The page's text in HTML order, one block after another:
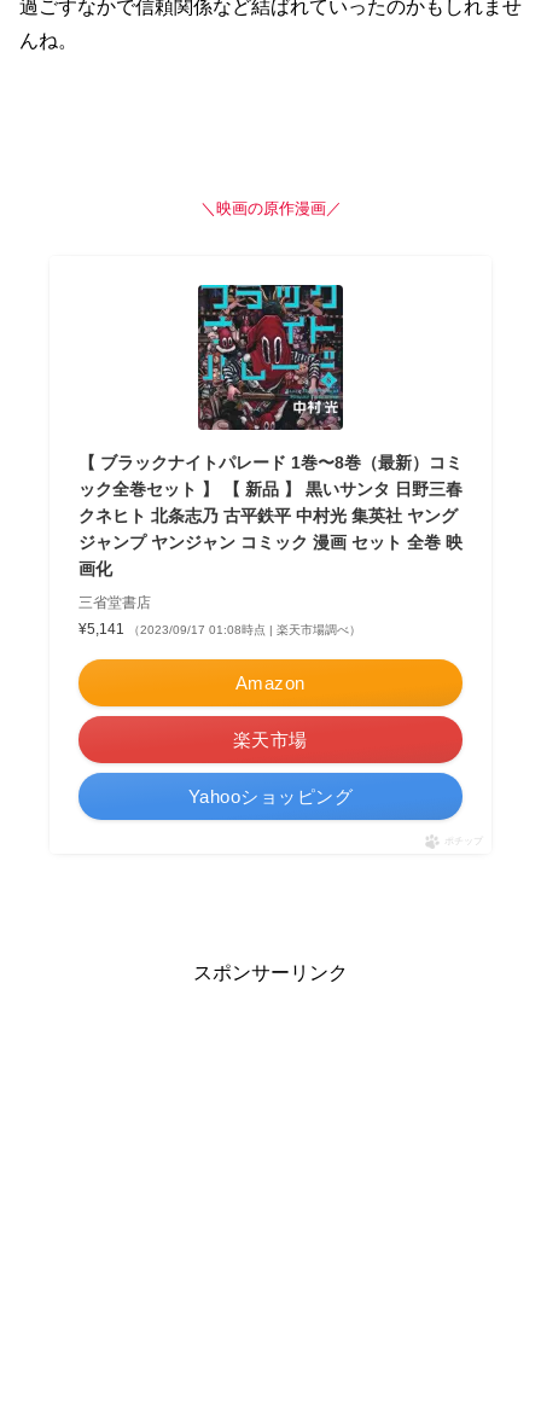
過ごすなかで信頼関係など結ばれていったのかもしれませ
んね。
＼映画の原作漫画／
【 ブラックナイトパレード 1巻〜8巻（最新）コミ
ック全巻セット 】 【 新品 】 黒いサンタ 日野三春
クネヒト 北条志乃 古平鉄平 中村光 集英社 ヤング
ジャンプ ヤンジャン コミック 漫画 セット 全巻 映
画化
三省堂書店
¥5,141
（2023/09/17 01:08時点 | 楽天市場調べ）
Amazon
楽天市場
Yahooショッピング
ポチップ
スポンサーリンク